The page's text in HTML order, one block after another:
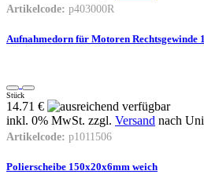
Artikelcode: p403000R
Aufnahmedorn für Motoren Rechtsgewinde
Stück
14.71 €
inkl. 0% MwSt. zzgl. Versand nach
Artikelcode: p1011506
Polierscheibe 150x20x6mm weich